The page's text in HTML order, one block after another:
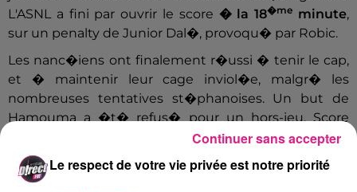
L'ASNL a fini par ouvrir le score � la 18�me minute,
sur un penalty de Junior Dal�, provoqu� par Robic.
Les nanc�iens ont finalement r�ussi � tenir le cap,
et � maintenir leur cage inviol�e, malgr� les
nombreuses tentatives st�phanoises. Un but de
Hamouma a �t� refus� pour un hors-jeu. Score
En quart de finale, les rouge
et blanc affronteront
Ç Le match aura lieu le
10 ou le 11 janvier 2017.
Le respect de votre vie privée est notre priorité
Continuer sans accepter